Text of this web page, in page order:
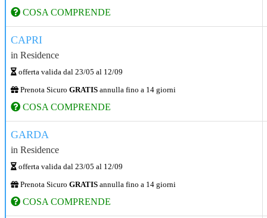
COSA COMPRENDE
CAPRI
in Residence
offerta valida dal 23/05 al 12/09
Prenota Sicuro GRATIS annulla fino a 14 giorni
COSA COMPRENDE
GARDA
in Residence
offerta valida dal 23/05 al 12/09
Prenota Sicuro GRATIS annulla fino a 14 giorni
COSA COMPRENDE